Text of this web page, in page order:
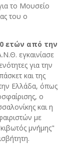
το Μουσείο
του ο
ετών από την
εγκαινίασε
για την
και της
Ελλάδα, όπως
ο
και η
με
μνήμης"